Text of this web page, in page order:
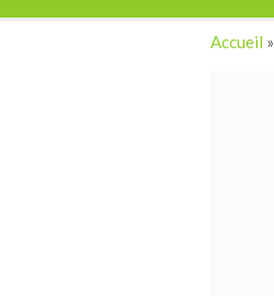
Accueil »